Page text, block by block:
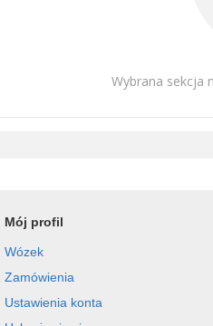
Wybrana sekcja
Mój profil
Wózek
Zamówienia
Ustawienia konta